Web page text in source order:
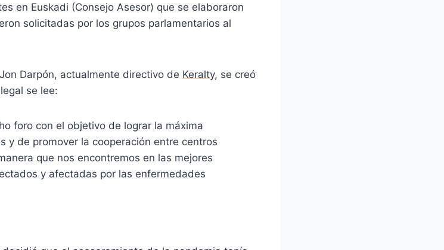
en Euskadi (Consejo Asesor) que se elaboraron
solicitadas por los grupos parlamentarios al
Darpón, actualmente directivo de Keralty, se creó
se lee:
foro con el objetivo de lograr la máxima
y de promover la cooperación entre centros
que nos encontremos en las mejores
y afectadas por las enfermedades